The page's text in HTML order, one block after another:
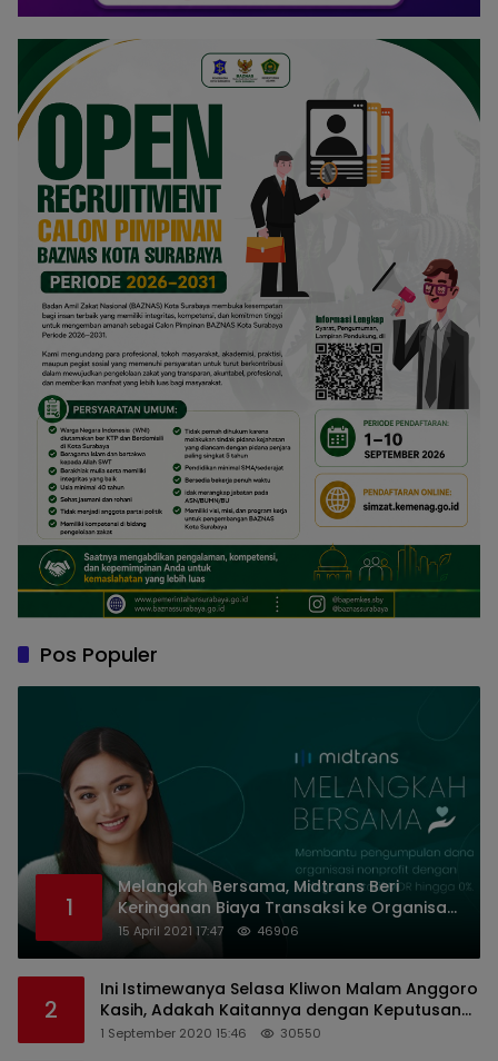
Pos Populer
1
Melangkah Bersama, Midtrans Beri
Keringanan Biaya Transaksi ke Organisasi
Nirlaba Indonesia
15 April 2021 17:47 46906
2
Ini Istimewanya Selasa Kliwon Malam Anggoro
Kasih, Adakah Kaitannya dengan Keputusan
PDIP?
1 September 2020 15:46 30550